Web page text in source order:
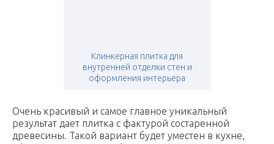
Клинкерная плитка для
внутренней отделки стен и
оформления интерьера
Очень красивый и самое главное уникальный
результат дает плитка с фактурой состаренной
древесины. Такой вариант будет уместен в кухне,